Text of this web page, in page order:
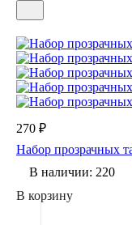
270 ₽
Набор прозрачных
В наличии: 220
В корзину